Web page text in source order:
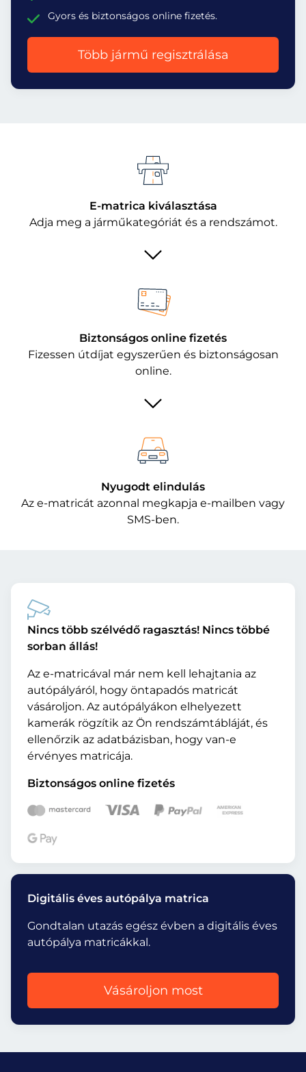
Gyors és biztonságos online fizetés.
Több jármű regisztrálása
E-matrica kiválasztása
Adja meg a járműkategóriát és a rendszámot.
Biztonságos online fizetés
Fizessen útdíjat egyszerűen és biztonságosan
online.
Nyugodt elindulás
Az e-matricát azonnal megkapja e-mailben vagy
SMS-ben.
Nincs több szélvédő ragasztás! Nincs többé
sorban állás!
Az e-matricával már nem kell lehajtania az
autópályáról, hogy öntapadós matricát
vásároljon. Az autópályákon elhelyezett
kamerák rögzítik az Ön rendszámtábláját, és
ellenőrzik az adatbázisban, hogy van-e
érvényes matricája.
Biztonságos online fizetés
Digitális éves autópálya matrica
Gondtalan utazás egész évben a digitális éves
autópálya matricákkal.
Vásároljon most